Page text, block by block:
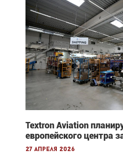
Textron Aviation
европейского центра
27 апреля 2026